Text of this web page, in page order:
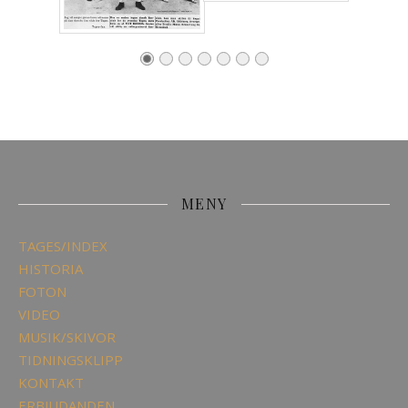
MENY
TAGES/INDEX
HISTORIA
FOTON
VIDEO
MUSIK/SKIVOR
TIDNINGSKLIPP
KONTAKT